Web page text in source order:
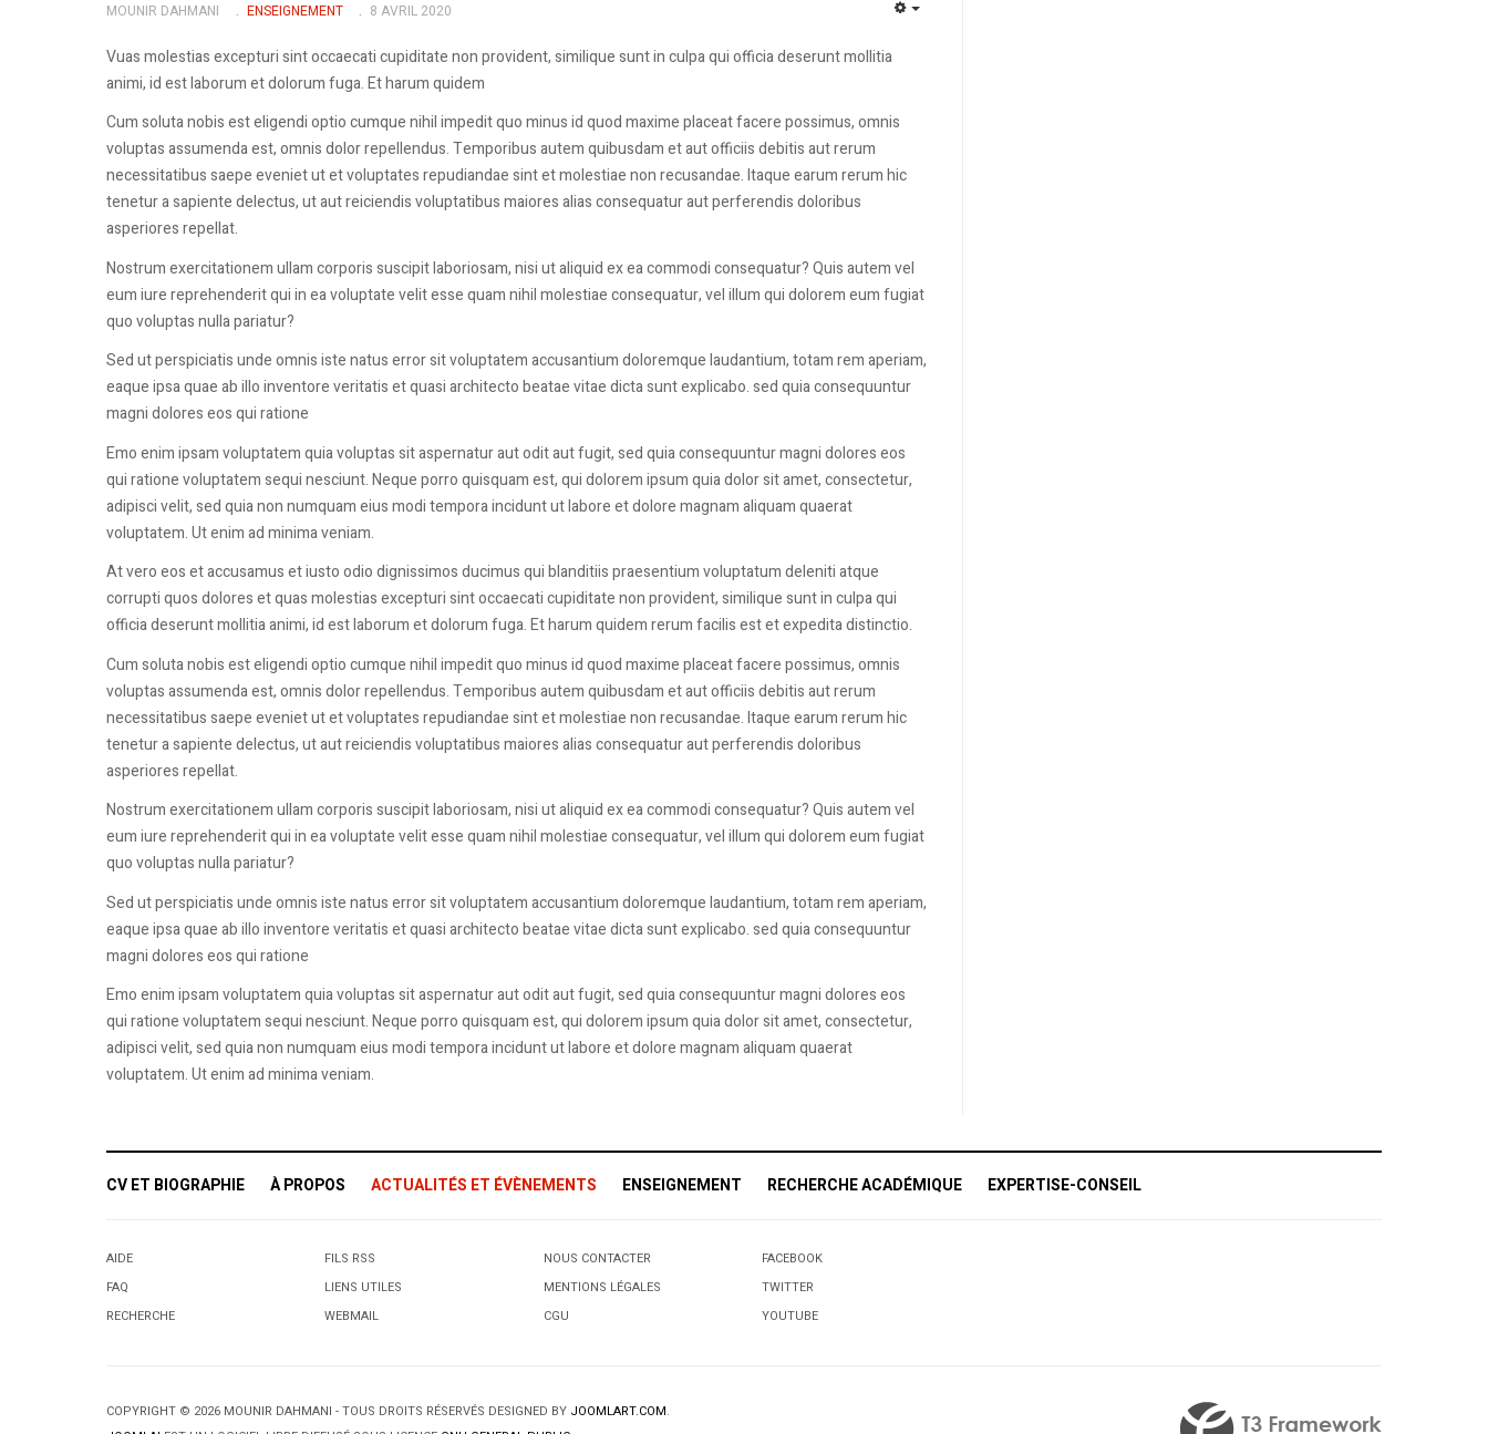
MOUNIR DAHMANI ENSEIGNEMENT 8 AVRIL 2020
Vuas molestias excepturi sint occaecati cupiditate non provident, similique sunt in culpa qui officia deserunt mollitia
animi, id est laborum et dolorum fuga. Et harum quidem
Cum soluta nobis est eligendi optio cumque nihil impedit quo minus id quod maxime placeat facere possimus, omnis
voluptas assumenda est, omnis dolor repellendus. Temporibus autem quibusdam et aut officiis debitis aut rerum
necessitatibus saepe eveniet ut et voluptates repudiandae sint et molestiae non recusandae. Itaque earum rerum hic
tenetur a sapiente delectus, ut aut reiciendis voluptatibus maiores alias consequatur aut perferendis doloribus
asperiores repellat.
Nostrum exercitationem ullam corporis suscipit laboriosam, nisi ut aliquid ex ea commodi consequatur? Quis autem vel
eum iure reprehenderit qui in ea voluptate velit esse quam nihil molestiae consequatur, vel illum qui dolorem eum fugiat
quo voluptas nulla pariatur?
Sed ut perspiciatis unde omnis iste natus error sit voluptatem accusantium doloremque laudantium, totam rem aperiam,
eaque ipsa quae ab illo inventore veritatis et quasi architecto beatae vitae dicta sunt explicabo. sed quia consequuntur
magni dolores eos qui ratione
Emo enim ipsam voluptatem quia voluptas sit aspernatur aut odit aut fugit, sed quia consequuntur magni dolores eos
qui ratione voluptatem sequi nesciunt. Neque porro quisquam est, qui dolorem ipsum quia dolor sit amet, consectetur,
adipisci velit, sed quia non numquam eius modi tempora incidunt ut labore et dolore magnam aliquam quaerat
voluptatem. Ut enim ad minima veniam.
At vero eos et accusamus et iusto odio dignissimos ducimus qui blanditiis praesentium voluptatum deleniti atque
corrupti quos dolores et quas molestias excepturi sint occaecati cupiditate non provident, similique sunt in culpa qui
officia deserunt mollitia animi, id est laborum et dolorum fuga. Et harum quidem rerum facilis est et expedita distinctio.
Cum soluta nobis est eligendi optio cumque nihil impedit quo minus id quod maxime placeat facere possimus, omnis
voluptas assumenda est, omnis dolor repellendus. Temporibus autem quibusdam et aut officiis debitis aut rerum
necessitatibus saepe eveniet ut et voluptates repudiandae sint et molestiae non recusandae. Itaque earum rerum hic
tenetur a sapiente delectus, ut aut reiciendis voluptatibus maiores alias consequatur aut perferendis doloribus
asperiores repellat.
Nostrum exercitationem ullam corporis suscipit laboriosam, nisi ut aliquid ex ea commodi consequatur? Quis autem vel
eum iure reprehenderit qui in ea voluptate velit esse quam nihil molestiae consequatur, vel illum qui dolorem eum fugiat
quo voluptas nulla pariatur?
Sed ut perspiciatis unde omnis iste natus error sit voluptatem accusantium doloremque laudantium, totam rem aperiam,
eaque ipsa quae ab illo inventore veritatis et quasi architecto beatae vitae dicta sunt explicabo. sed quia consequuntur
magni dolores eos qui ratione
Emo enim ipsam voluptatem quia voluptas sit aspernatur aut odit aut fugit, sed quia consequuntur magni dolores eos
qui ratione voluptatem sequi nesciunt. Neque porro quisquam est, qui dolorem ipsum quia dolor sit amet, consectetur,
adipisci velit, sed quia non numquam eius modi tempora incidunt ut labore et dolore magnam aliquam quaerat
voluptatem. Ut enim ad minima veniam.
CV ET BIOGRAPHIE À PROPOS ACTUALITÉS ET ÉVÈNEMENTS ENSEIGNEMENT RECHERCHE ACADÉMIQUE EXPERTISE-CONSEIL
AIDE
FAQ
RECHERCHE
FILS RSS
LIENS UTILES
WEBMAIL
NOUS CONTACTER
MENTIONS LÉGALES
CGU
FACEBOOK
TWITTER
YOUTUBE
COPYRIGHT © 2026 MOUNIR DAHMANI - TOUS DROITS RÉSERVÉS DESIGNED BY JOOMLART.COM.